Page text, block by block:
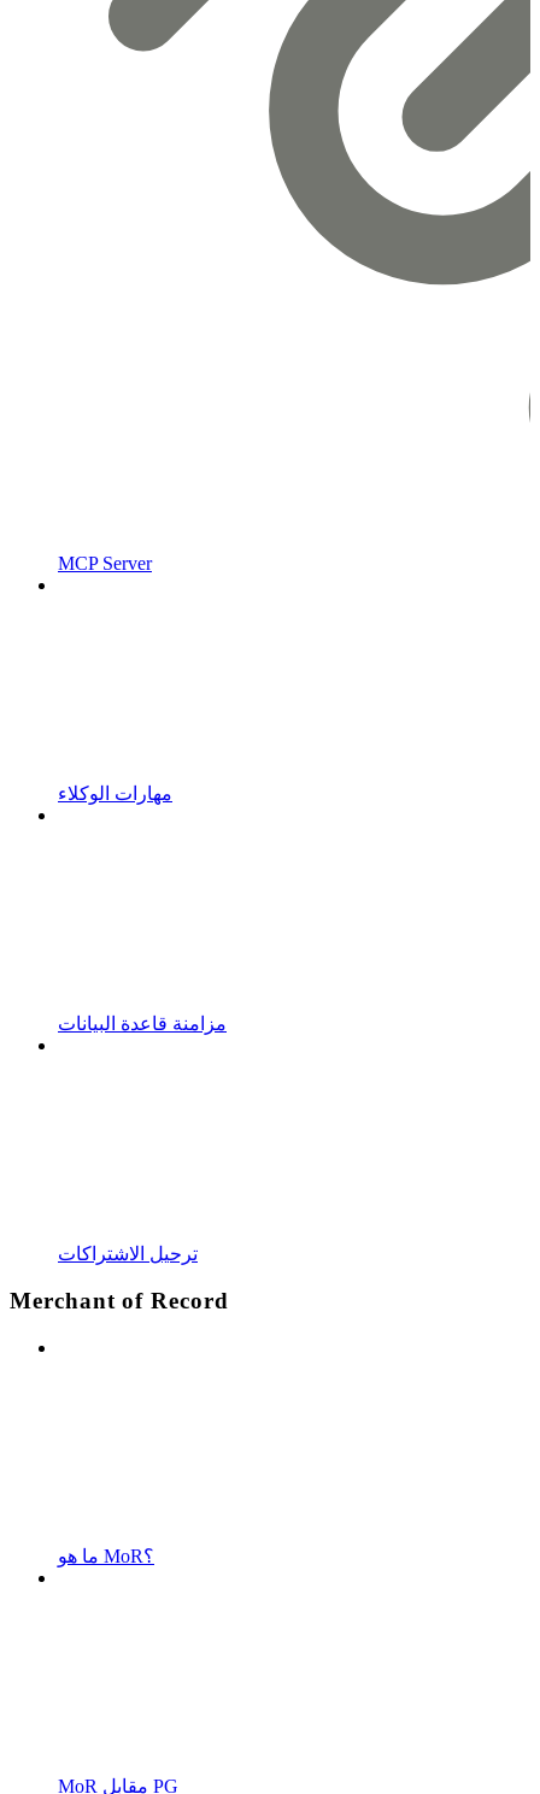
MCP Server
مهارات الوكلاء
مزامنة قاعدة البيانات
ترحيل الاشتراكات
Merchant of Record
ما هو MoR؟
MoR مقابل PG